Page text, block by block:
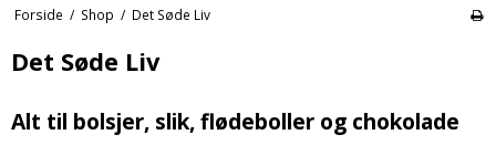
Ananas aroma
Det Søde Liv
Forside / Shop / Det Søde Liv
Det Søde Liv
Alt til bolsjer, slik, flødeboller og chokolade